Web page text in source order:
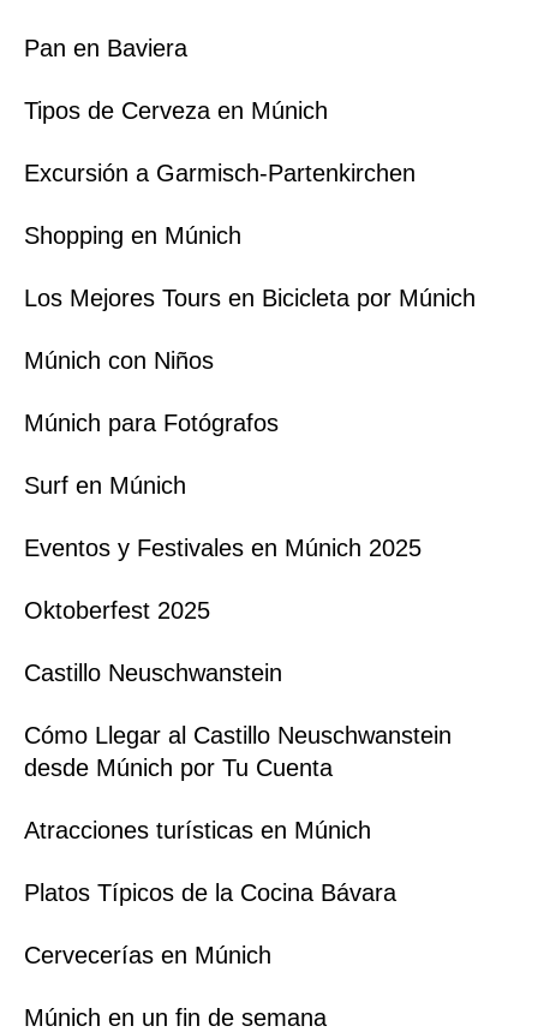
Pan en Baviera
Tipos de Cerveza en Múnich
Excursión a Garmisch-Partenkirchen
Shopping en Múnich
Los Mejores Tours en Bicicleta por Múnich
Múnich con Niños
Múnich para Fotógrafos
Surf en Múnich
Eventos y Festivales en Múnich 2025
Oktoberfest 2025
Castillo Neuschwanstein
Cómo Llegar al Castillo Neuschwanstein
desde Múnich por Tu Cuenta
Atracciones turísticas en Múnich
Platos Típicos de la Cocina Bávara
Cervecerías en Múnich
Múnich en un fin de semana